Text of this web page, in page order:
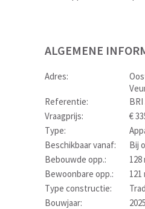
ALGEMENE
Adres:
Referentie:
BRI
Vraagprijs:
€
Type:
Beschikbaar vanaf:
Bij
Bebouwde opp.:
128
Bewoonbare opp.:
121
Type constructie:
Bouwjaar:
2025